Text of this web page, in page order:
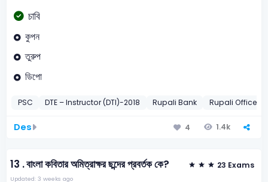
চাবি
কুপন
তুরুপ
ডিপো
PSC DTE – Instructor (DTI)-2018 Rupali Bank Rupali Officer-
Des 4 1.4k
13 .বাংলা কবিতার অমিত্রাক্ষর ছন্দের প্রবর্তক কে? 23 Exams
Updated: 3 weeks ago